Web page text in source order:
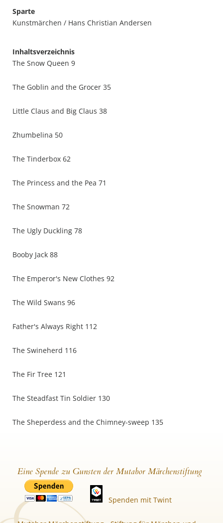
Sparte
Kunstmärchen / Hans Christian Andersen
Inhaltsverzeichnis
The Snow Queen 9
The Goblin and the Grocer 35
Little Claus and Big Claus 38
Zhumbelina 50
The Tinderbox 62
The Princess and the Pea 71
The Snowman 72
The Ugly Duckling 78
Booby Jack 88
The Emperor's New Clothes 92
The Wild Swans 96
Father's Always Right 112
The Swineherd 116
The Fir Tree 121
The Steadfast Tin Soldier 130
The Sheperdess and the Chimney-sweep 135
Eine Spende zu Gunsten der Mutabor Märchenstiftung
Spenden mit Twint